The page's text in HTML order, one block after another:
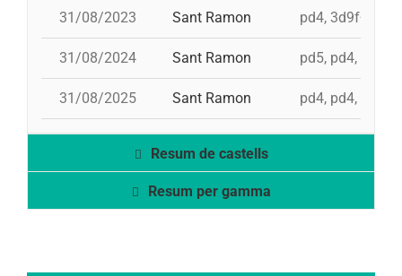
31/08/2023 Sant Ramon pd4,
31/08/2024 Sant Ramon pd5, pd4, 4d8,
31/08/2025 Sant Ramon pd4, pd4, 3d9f,
Resum de castells
Resum per gamma